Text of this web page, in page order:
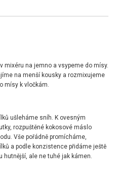
mixéru na jemno a vsypeme do mísy.
na menší kousky a rozmixujeme
mísy k vločkám.
ušleháme sníh. K ovesným
rozpuštěné kokosové máslo
Vše pořádně promícháme,
a podle konzistence přidáme ještě
hutnější, ale ne tuhé jak kámen.